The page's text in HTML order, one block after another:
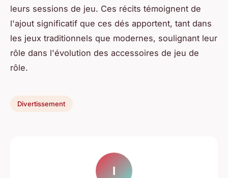
leurs sessions de jeu. Ces récits témoignent de
l'ajout significatif que ces dés apportent, tant dans
les jeux traditionnels que modernes, soulignant leur
rôle dans l'évolution des accessoires de jeu de
rôle.
Divertissement
I